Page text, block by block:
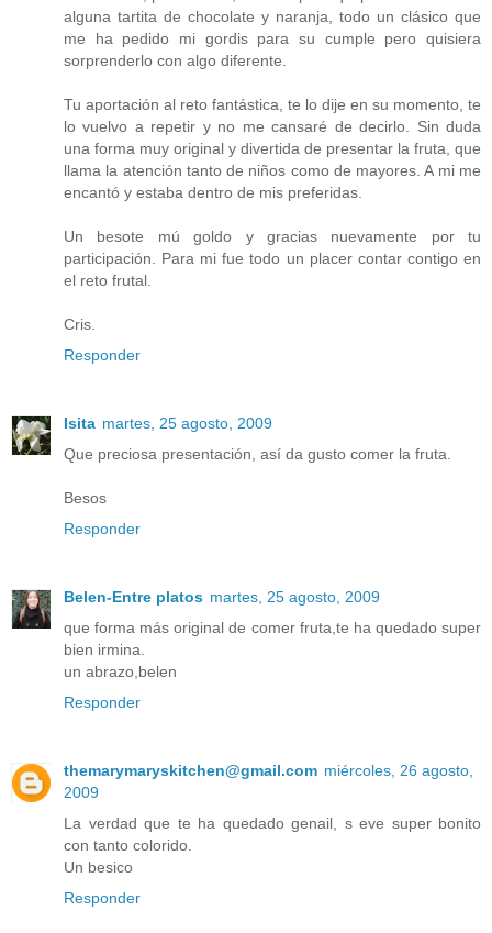
alguna tartita de chocolate y naranja, todo un clásico que
me ha pedido mi gordis para su cumple pero quisiera
sorprenderlo con algo diferente.
Tu aportación al reto fantástica, te lo dije en su momento, te
lo vuelvo a repetir y no me cansaré de decirlo. Sin duda
una forma muy original y divertida de presentar la fruta, que
llama la atención tanto de niños como de mayores. A mi me
encantó y estaba dentro de mis preferidas.
Un besote mú goldo y gracias nuevamente por tu
participación. Para mi fue todo un placer contar contigo en
el reto frutal.
Cris.
Responder
Isita martes, 25 agosto, 2009
Que preciosa presentación, así da gusto comer la fruta.
Besos
Responder
Belen-Entre platos martes, 25 agosto, 2009
que forma más original de comer fruta,te ha quedado super
bien irmina.
un abrazo,belen
Responder
themarymaryskitchen@gmail.com miércoles, 26 agosto,
2009
La verdad que te ha quedado genail, s eve super bonito
con tanto colorido.
Un besico
Responder